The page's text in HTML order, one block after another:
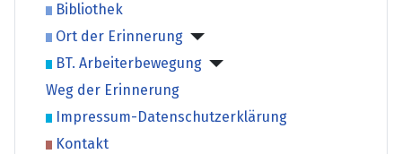
Bibliothek
Ort der Erinnerung
BT. Arbeiterbewegung
Weg der Erinnerung
Impressum-Datenschutzerklärung
Kontakt